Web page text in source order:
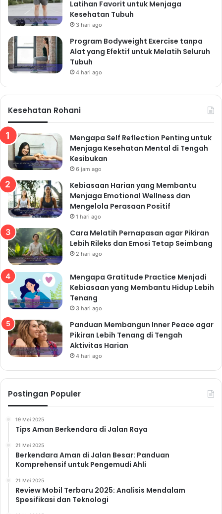
Latihan Favorit untuk Menjaga
Kesehatan Tubuh
3 hari ago
Program Bodyweight Exercise tanpa
Alat yang Efektif untuk Melatih Seluruh
Tubuh
4 hari ago
Kesehatan Rohani
Mengapa Self Reflection Penting untuk
Menjaga Kesehatan Mental di Tengah
Kesibukan
6 jam ago
Kebiasaan Harian yang Membantu
Menjaga Emotional Wellness dan
Mengelola Perasaan Positif
1 hari ago
Cara Melatih Pernapasan agar Pikiran
Lebih Rileks dan Emosi Tetap Seimbang
2 hari ago
Mengapa Gratitude Practice Menjadi
Kebiasaan yang Membantu Hidup Lebih
Tenang
3 hari ago
Panduan Membangun Inner Peace agar
Pikiran Lebih Tenang di Tengah
Aktivitas Harian
4 hari ago
Postingan Populer
19 Mei 2025
Tips Aman Berkendara di Jalan Raya
21 Mei 2025
Berkendara Aman di Jalan Besar: Panduan
Komprehensif untuk Pengemudi Ahli
21 Mei 2025
Review Mobil Terbaru 2025: Analisis Mendalam
Spesifikasi dan Teknologi